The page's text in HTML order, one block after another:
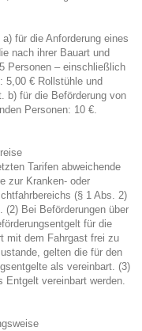
für die Anforderung eines
nach ihrer Bauart und
Personen – einschließlich
5,00 € Rollstühle und
b) für die Beförderung von
Personen: 10 €.
Tarifen abweichende
zur Kranken- oder
(§ 1 Abs. 2)
(2) Bei Beförderungen über
für die
mit dem Fahrgast frei zu
gelten die für den
als vereinbart. (3)
Entgelt vereinbart werden.